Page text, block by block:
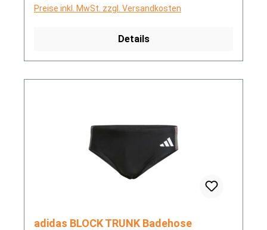
Preise inkl. MwSt. zzgl. Versandkosten
Details
adidas BLOCK TRUNK Badehose